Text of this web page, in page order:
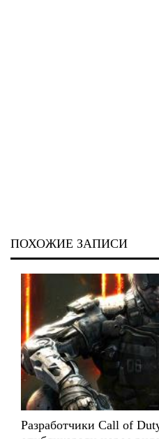
ПОХОЖИЕ ЗАПИСИ
Разработчики Call of